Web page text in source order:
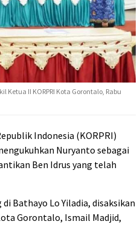
Ketua II KORPRI Kota Gorontalo, Rabu
Indonesia (KORPRI)
Nuryanto sebagai
Ben Idrus yang telah
Bathayo Lo Yiladia, disaksikan
Gorontalo, Ismail Madjid,